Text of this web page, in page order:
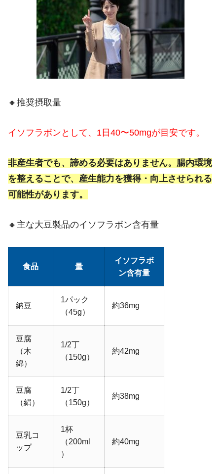
🔸推奨摂取量
イソフラボンとして、1日40〜50mgが目安です。
非産生者でも、諦める必要はありません。腸内環境
を整えることで、産生能力を獲得・向上させられる
可能性があります。
🔸主な大豆製品のイソフラボン含有量
食品 量
イソフラボ
ン含有量
納豆
1パック
（45g）
約36mg
豆腐
（木
綿）
1/2丁
（150g）
約42mg
豆腐
（絹）
1/2丁
（150g）
約38mg
豆乳コ
ップ
1杯
（200ml
）
約40mg